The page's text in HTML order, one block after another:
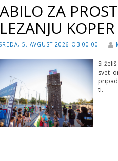
ZA
5. AVGUST 2026 OB 00:00
Si
svet
ti.